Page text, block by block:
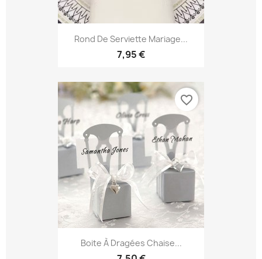
Rond De Serviette Mariage...
7,95 €
Boite À Dragées Chaise...
favorite_border